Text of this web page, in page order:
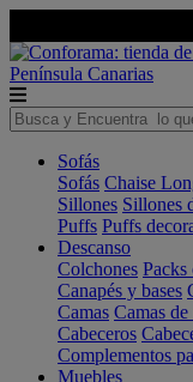
Península Canarias
Sofás
Sofás Chaise
Sillones Sillones
Puffs Puffs
Descanso
Colchones Packs
Canapés y bases
Camas Camas
Cabeceros
Complementos
Muebles